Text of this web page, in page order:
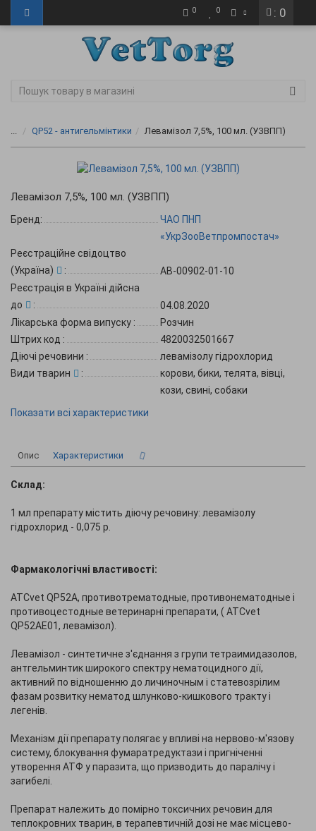
: 0
0 0
... QP52 - антигельмінтики Левамізол 7,5%, 100 мл. (УЗВПП)
Левамізол 7,5%, 100 мл. (УЗВПП)
Бренд:
ЧАО ПНП
«УкрЗооВетпромпостач»
Реєстраційне свідоцтво
(Україна)
:
АВ-00902-01-10
Реєстрація в Україні дійсна
до
:
04.08.2020
Лікарська форма випуску :
Розчин
Штрих код :
4820032501667
Діючі речовини :
левамізолу гідрохлорид
Види тварин
:
корови, бики, телята, вівці,
кози, свині, собаки
Показати всі характеристики
Опис Характеристики
Склад:
1 мл препарату містить діючу речовину: левамізолу
гідрохлорид - 0,075 р.
Фармакологічні властивості:
ATCvet QР52А, противотрематодные, противонематодные і
противоцестодные ветеринарні препарати, ( ATCvet
QР52АE01, левамізол).
Левамізол - синтетичне з'єднання з групи тетраимидазолов,
антгельминтик широкого спектру нематоцидного дії,
активний по відношенню до личиночным і статевозрілим
фазам розвитку нематод шлунково-кишкового тракту і
легенів.
Механізм дії препарату полягає у впливі на нервово-м'язову
систему, блокування фумаратредуктази і пригніченні
утворення АТФ у паразита, що призводить до паралічу і
загибелі.
Препарат належить до помірно токсичних речовин для
теплокровних тварин, в терапевтичній дозі не має місцево-